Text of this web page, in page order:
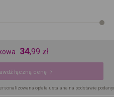
34,99 zł
łączną cenę
opłata ustalana na podstawie